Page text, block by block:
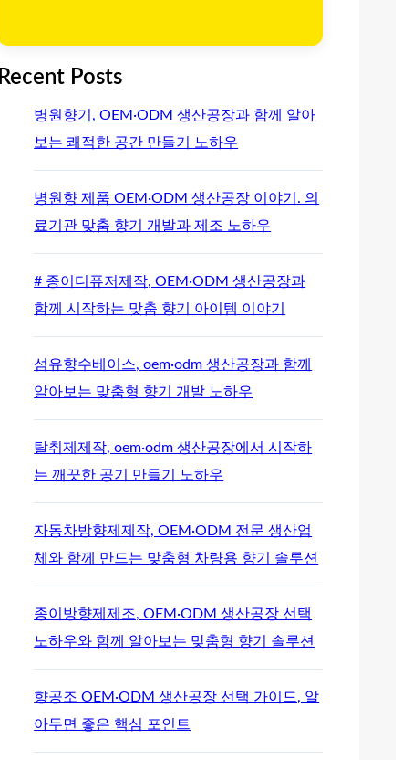
Recent Posts
병원향기, OEM·ODM 생산공장과 함께 알아
보는 쾌적한 공간 만들기 노하우
병원향 제품 OEM·ODM 생산공장 이야기. 의
료기관 맞춤 향기 개발과 제조 노하우
# 종이디퓨저제작, OEM·ODM 생산공장과
함께 시작하는 맞춤 향기 아이템 이야기
섬유향수베이스, oem·odm 생산공장과 함께
알아보는 맞춤형 향기 개발 노하우
탈취제제작, oem·odm 생산공장에서 시작하
는 깨끗한 공기 만들기 노하우
자동차방향제제작, OEM·ODM 전문 생산업
체와 함께 만드는 맞춤형 차량용 향기 솔루션
종이방향제제조, OEM·ODM 생산공장 선택
노하우와 함께 알아보는 맞춤형 향기 솔루션
향공조 OEM·ODM 생산공장 선택 가이드, 알
아두면 좋은 핵심 포인트